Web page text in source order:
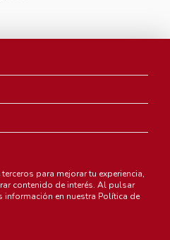
para mejorar tu experiencia,
contenido de interés. Al pulsar
información en nuestra Política de